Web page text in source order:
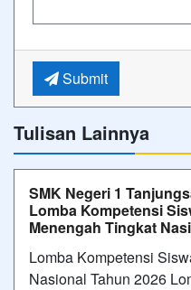
Submit
Tulisan Lainnya
SMK Negeri 1
Lomba Kompetensi
Menengah Tingkat
Lomba Kompetensi
Nasional Tahun 2026